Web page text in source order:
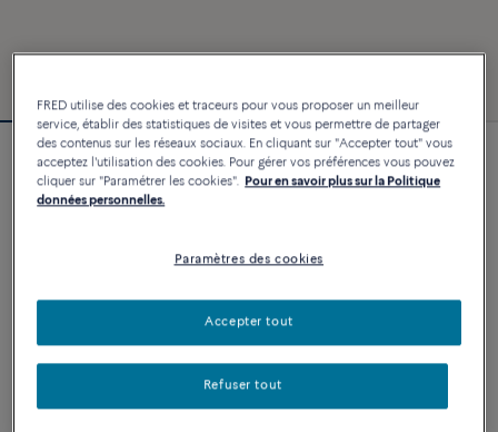
Bracelet Force 10
2 640 €
AJOUTER AU PANIER
Contactez-nous pour toute question sur les tailles
Disponibilité en boutique
FRED utilise des cookies et traceurs pour vous proposer un meilleur
service, établir des statistiques de visites et vous permettre de partager
des contenus sur les réseaux sociaux. En cliquant sur "Accepter tout" vous
acceptez l'utilisation des cookies. Pour gérer vos préférences vous pouvez
cliquer sur "Paramétrer les cookies". Pour en savoir plus sur la Politique
données personnelles.
Paramètres des cookies
Refuser tout
Accepter tout